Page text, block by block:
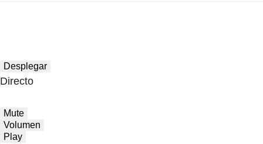
Desplegar
Directo
Mute
Volumen
Play